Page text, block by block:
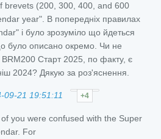
brevets (200, 300, 400, and 600
year". В попередніх правилах
і було зрозуміло що йдеться
було описано окремо. Чи не
Старт 2025, по факту, є
2024? Дякую за роз'яснення.
09-21 19:51:11 +4
you were confused with the Super
For